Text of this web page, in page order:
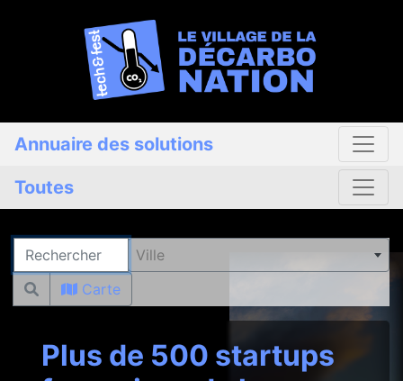
Annuaire des solutions
Toutes
Rechercher
Ville
Carte
Plus de 500 startups